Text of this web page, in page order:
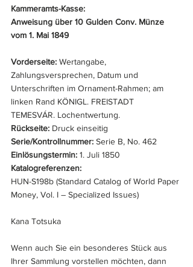
Kammeramts-Kasse:
Anweisung über 10 Gulden Conv. Münze
vom 1. Mai 1849
Vorderseite: Wertangabe,
Zahlungsversprechen, Datum und
Unterschriften im Ornament-Rahmen; am
linken Rand KÖNIGL. FREISTADT
TEMESVÁR. Lochentwertung.
Rückseite: Druck einseitig
Serie/Kontrollnummer: Serie B, No. 462
Einlösungstermin: 1. Juli 1850
Katalogreferenzen:
HUN-S198b (Standard Catalog of World Paper
Money, Vol. I – Specialized Issues)
Kana Totsuka
Wenn auch Sie ein besonderes Stück aus
Ihrer Sammlung vorstellen möchten, dann